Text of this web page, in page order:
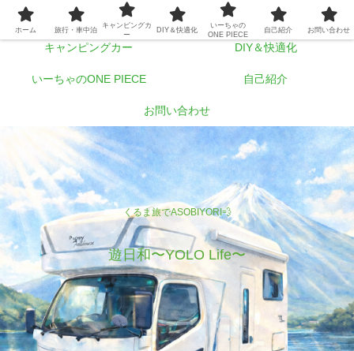
くるま旅でASOBIYORI💨
遊日和〜YOLO Life〜
ホーム 旅行・車中泊
キャンピングカー DIY＆快適化
いーちゃのONE PIECE 自己紹介
お問い合わせ
ホーム 旅行・車中泊
キャンピングカ
ー
DIY＆快適化
いーちゃの
ONE PIECE
自己紹介 お問い合わせ